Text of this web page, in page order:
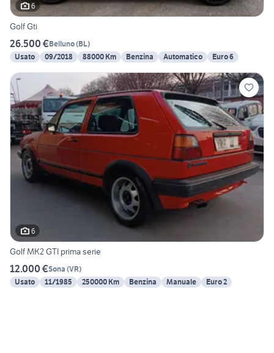
6
Golf Gti
26.500 €Belluno(BL)
Usato
09/2018 88000 Km Benzina Automatico Euro 6
6
Golf MK2 GTI prima serie
12.000 €Sona (VR)
Usato
11/1985 250000 Km Benzina Manuale Euro 2